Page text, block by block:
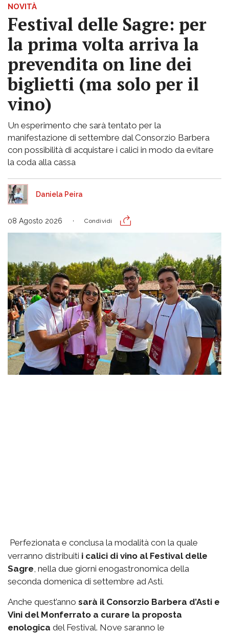
NOVITÀ
Festival delle Sagre: per
la prima volta arriva la
prevendita on line dei
biglietti (ma solo per il
vino)
Un esperimento che sarà tentato per la
manifestazione di settembre dal Consorzio Barbera
con possibilità di acquistare i calici in modo da evitare
la coda alla cassa
Daniela Peira
08 Agosto 2026 Condividi
Perfezionata e conclusa la modalità con la quale
verranno distribuiti i calici di vino al Festival delle
Sagre , nella due giorni enogastronomica della
seconda domenica di settembre ad Asti.
Anche quest’anno sarà il Consorzio Barbera d’Asti e
Vini del Monferrato a curare la proposta
enologica del Festival. Nove saranno le